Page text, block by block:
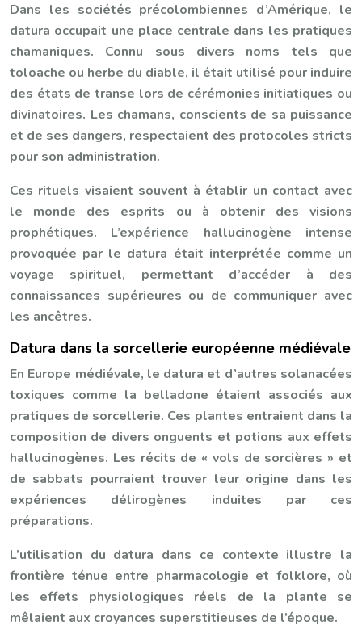
Dans les sociétés précolombiennes d’Amérique, le
datura occupait une place centrale dans les pratiques
chamaniques. Connu sous divers noms tels que
toloache ou herbe du diable, il était utilisé pour induire
des états de transe lors de cérémonies initiatiques ou
divinatoires. Les chamans, conscients de sa puissance
et de ses dangers, respectaient des protocoles stricts
pour son administration.
Ces rituels visaient souvent à établir un contact avec
le monde des esprits ou à obtenir des visions
prophétiques. L’expérience hallucinogène intense
provoquée par le datura était interprétée comme un
voyage spirituel, permettant d’accéder à des
connaissances supérieures ou de communiquer avec
les ancêtres.
Datura dans la sorcellerie européenne médiévale
En Europe médiévale, le datura et d’autres solanacées
toxiques comme la belladone étaient associés aux
pratiques de sorcellerie. Ces plantes entraient dans la
composition de divers onguents et potions aux effets
hallucinogènes. Les récits de « vols de sorcières » et
de sabbats pourraient trouver leur origine dans les
expériences délirogènes induites par ces
préparations.
L’utilisation du datura dans ce contexte illustre la
frontière ténue entre pharmacologie et folklore, où
les effets physiologiques réels de la plante se
mêlaient aux croyances superstitieuses de l’époque.